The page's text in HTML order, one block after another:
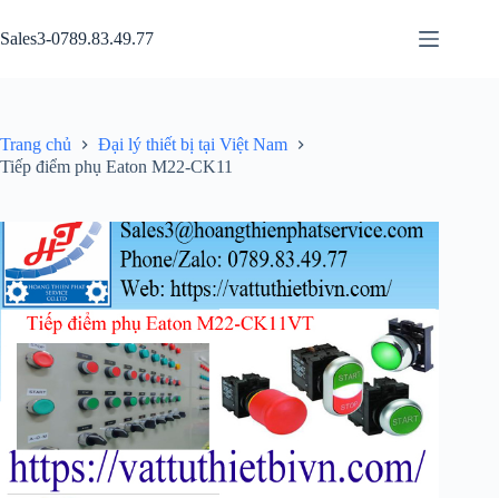
đến
phần
Sales3-0789.83.49.77
Trang chủ
Đại lý thiết bị tại Việt Nam
Tiếp điểm phụ Eaton M22-CK11